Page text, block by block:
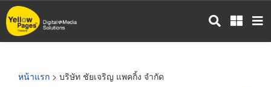
ข้าม
ไป
หน้าแรก > บริษัท ชัยเจริญ แพคกิ้ง จำกัด